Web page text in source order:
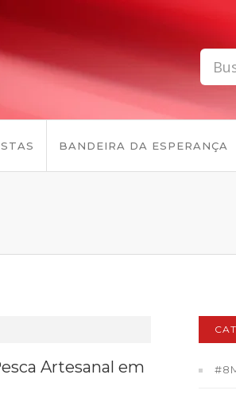
BANDEIRA DA ESPERANÇA
Artesanal em